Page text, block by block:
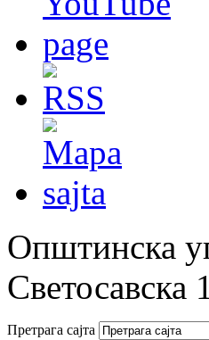
Општинска
Светосавска
Претрага сајта